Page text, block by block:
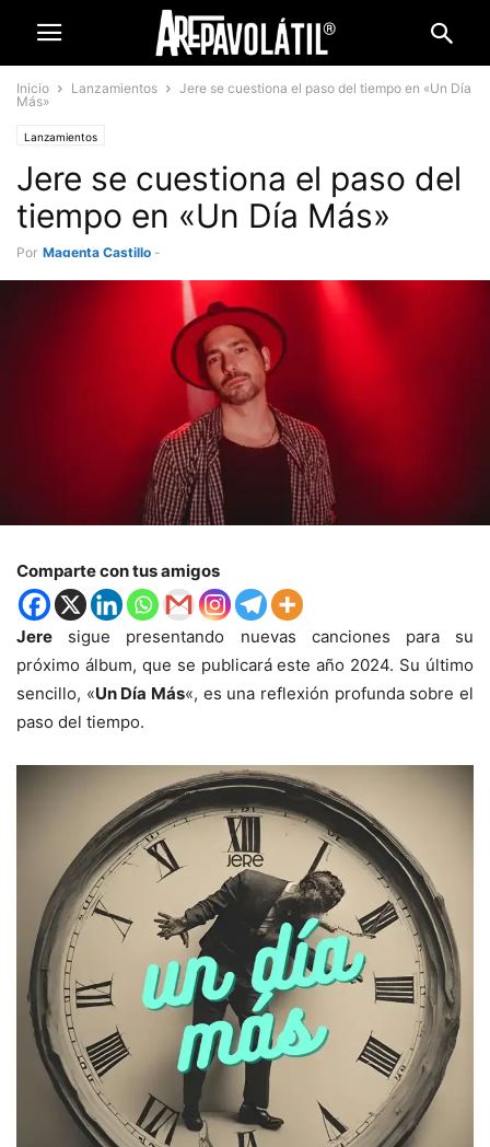
Inicio Lanzamientos
Jere se cuestiona el paso del tiempo en «Un Día
Más»
Lanzamientos
Jere se cuestiona el paso del
tiempo en «Un Día Más»
Por Magenta Castillo -
Comparte con tus amigos
Jere sigue presentando nuevas canciones para su
próximo álbum, que se publicará este año 2024. Su último
sencillo, «Un Día Más«, es una reflexión profunda sobre el
paso del tiempo.